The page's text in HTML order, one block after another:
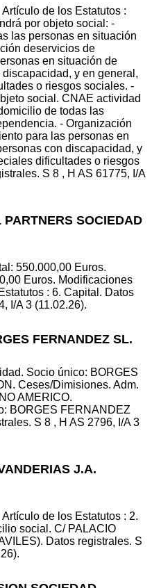
de los Estatutos :
por objeto social: -
las personas en situación
deservicios de
en situación de
y en general,
o riesgos sociales. -
social. CNAE actividad
de todas las
- Organización
para las personas en
con discapacidad, y
dificultades o riesgos
S 8 , H AS 61775, I/A
SOCIEDAD
550.000,00 Euros.
Euros. Modificaciones
: 6. Capital. Datos
I/A 3 (11.02.26).
FERNANDEZ SL.
Socio único: BORGES
Ceses/Dimisiones. Adm.
AMERICO.
BORGES FERNANDEZ
S 8 , H AS 2796, I/A 3
J.A.
de los Estatutos : 2.
social. C/ PALACIO
Datos registrales. S